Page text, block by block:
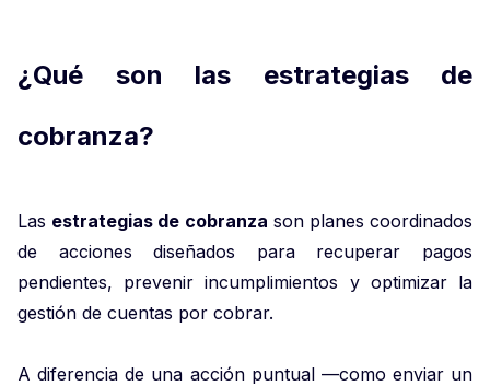
¿Qué son las estrategias de
cobranza?
Las estrategias de cobranza son planes coordinados
de acciones diseñados para recuperar pagos
pendientes, prevenir incumplimientos y optimizar la
gestión de cuentas por cobrar.
A diferencia de una acción puntual —como enviar un